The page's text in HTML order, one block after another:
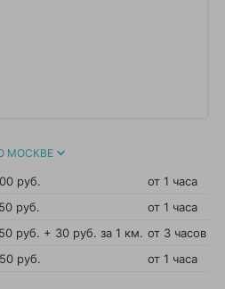
МОСКВЕ
руб.
от 1 часа
руб.
от 1 часа
руб. + 30 руб. за 1 км. от 3 часов
руб. от 1 часа